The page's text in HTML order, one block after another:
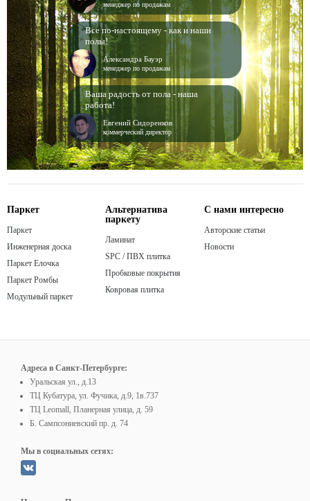
менеджер по продажам
Все по-настоящему - как и наши
полы!
Александра Бауэр
менеджер по продажам
Ваша радость от пола - наша
работа!
Евгений Сидоренков
коммерческий директор
Паркет
Паркет
Инженерная доска
Паркет Елочка
Паркет Ромбы
Модульный паркет
Альтернатива
паркету
Ламинат
SPC / ПВХ плитка
Пробковые покрытия
Ковровая плитка
С нами интересно
Авторские статьи
Новости
Адреса в Санкт-Петербурге:
Уральская ул., д.13
ТЦ Кубатура, ул. Фучика, д.9, 1в.737
ТЦ Leomall, Планерная улица, д. 59
Б. Сампсониевский пр. д. 74
Мы в социальных сетях: